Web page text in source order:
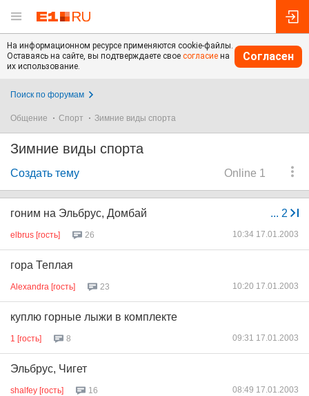
На информационном ресурсе применяются cookie-файлы.
Оставаясь на сайте, вы подтверждаете свое согласие на
их использование.
Согласен
Поиск по форумам
Общение Спорт Зимние виды спорта
Зимние виды спорта
Online 1
Создать тему
... 2
гоним на Эльбрус, Домбай
elbrus [гость] 26 10:34 17.01.2003
гора Теплая
Alexandra [гость] 23 10:20 17.01.2003
куплю горные лыжи в комплекте
1 [гость] 8 09:31 17.01.2003
Эльбрус, Чигет
shalfey [гость] 16 08:49 17.01.2003